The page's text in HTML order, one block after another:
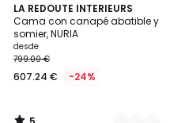
LA REDOUTE INTERIEURS
Cama con canapé abatible y
somier, NURIA
desde
799.00 €
607.24 € -24%
5
/
5
2
Colores